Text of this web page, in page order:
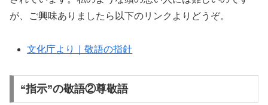
が、ご興味ありましたら以下のリンクよりどうぞ。
文化庁より｜敬語の指針
“指示”の敬語②尊敬語